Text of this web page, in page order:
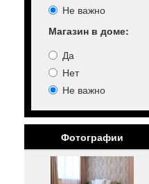
Не важно
Магазин в доме:
Да
Нет
Не важно
Фотографии